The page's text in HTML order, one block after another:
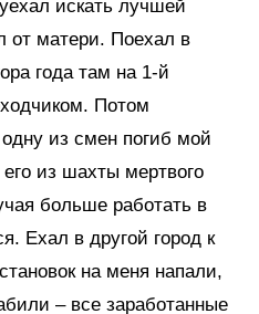
искать лучшей
от матери. Поехал в
года там на 1-й
Потом
из смен погиб мой
из шахты мертвого
больше работать в
Ехал в другой город к
на меня напали,
– все заработанные